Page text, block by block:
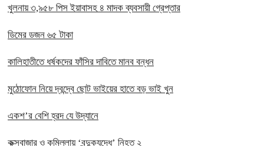
খুলনায় ৩,৯৫৮ পিস ইয়াবাসহ ৪ মাদক ব্যবসায়ী গ্রেপ্তার
ডিমের ডজন ৬৫ টাকা
কালিহাতীতে ধর্ষকদের ফাঁসির দাবিতে মানব বন্ধন
মুঠোফোন নিয়ে দ্বন্দ্বে ছোট ভাইয়ের হাতে বড় ভাই খুন
একশ’র বেশি হ্রদ যে উদ্যানে
কক্সবাজার ও কুমিল্লায় ‘বন্দুকযুদ্ধে’ নিহত ২